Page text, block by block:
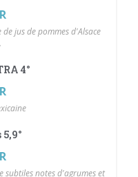
jus de pommes d'Alsace
4°
subtiles notes d'agrumes et